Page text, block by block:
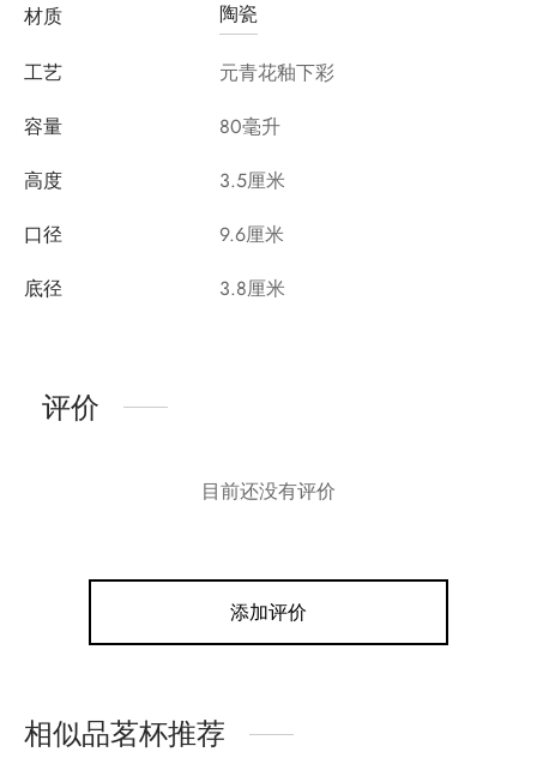
材质 陶瓷
工艺
元青花釉下彩
容量
80毫升
高度
3.5厘米
口径
9.6厘米
底径
3.8厘米
评价
目前还没有评价
添加评价
相似品茗杯推荐